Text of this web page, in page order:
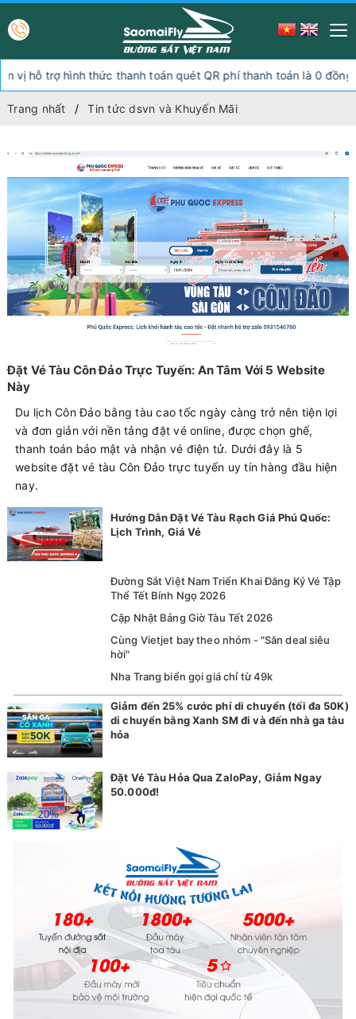
trợ hình thức thanh toán quét QR phí thanh toán là 0 đồng,
Trang nhất Tin tức dsvn và Khuyến Mãi
Đặt Vé Tàu Côn Đảo Trực Tuyến: An Tâm Với 5 Website
Này
Du lịch Côn Đảo bằng tàu cao tốc ngày càng trở nên tiện lợi
và đơn giản với nền tảng đặt vé online, được chọn ghế,
thanh toán bảo mật và nhận vé điện tử. Dưới đây là 5
website đặt vé tàu Côn Đảo trực tuyến uy tín hàng đầu hiện
nay.
Hướng Dẫn Đặt Vé Tàu Rạch Giá Phú Quốc:
Lịch Trình, Giá Vé
Đường Sắt Việt Nam Triển Khai Đăng Ký Vé Tập
Thể Tết Bính Ngọ 2026
Cập Nhật Bảng Giờ Tàu Tết 2026
Cùng Vietjet bay theo nhóm - "Săn deal siêu
hời"
Nha Trang biển gọi giá chỉ từ 49k
Giảm đến 25% cước phí di chuyển (tối đa 50K)
di chuyển bằng Xanh SM đi và đến nhà ga tàu
hỏa
Đặt Vé Tàu Hỏa Qua ZaloPay, Giảm Ngay
50.000đ!